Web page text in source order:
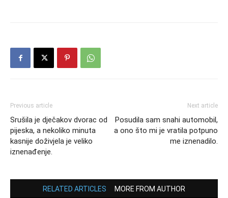
Previous article
Srušila je dječakov dvorac od
pijeska, a nekoliko minuta
kasnije doživjela je veliko
iznenađenje.
Next article
Posudila sam snahi automobil,
a ono što mi je vratila potpuno
me iznenadilo.
RELATED ARTICLES MORE FROM AUTHOR